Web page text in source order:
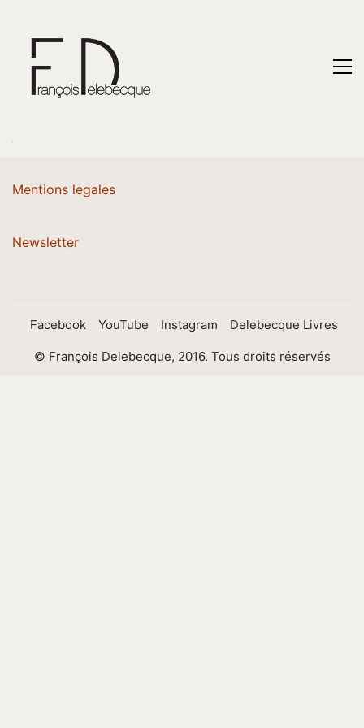
Mentions legales
Newsletter
Facebook YouTube Instagram Delebecque Livres
© François Delebecque, 2016. Tous droits réservés